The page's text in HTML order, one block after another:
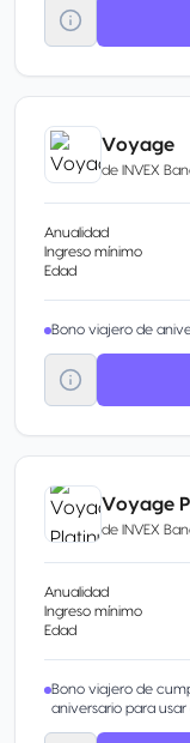
Voyage
de INVEX
Anualidad
Ingreso mínimo
Edad
Bono viajero de
Voyage
de INVEX
Anualidad
Ingreso mínimo
Edad
Bono viajero de
aniversario para